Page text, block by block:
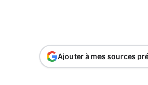
Ajouter à mes sources